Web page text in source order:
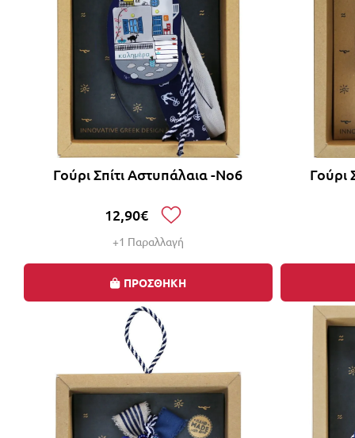
Γούρι Σπίτι Αστυπάλαια -Νο6
12,90€
+1 Παραλλαγή
ΠΡΟΣΘΗΚΗ
Γούρι